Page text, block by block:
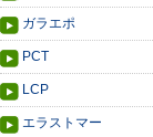
ガラエポ
PCT
LCP
エラストマー